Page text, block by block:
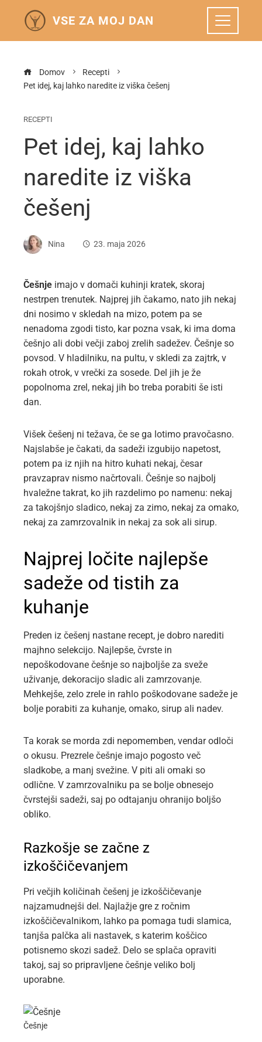
VSE ZA MOJ DAN
Domov
Recepti
Pet idej, kaj lahko naredite iz viška češenj
RECEPTI
Pet idej, kaj lahko
naredite iz viška
češenj
Nina 23. maja 2026
Češnje imajo v domači kuhinji kratek, skoraj
nestrpen trenutek. Najprej jih čakamo, nato jih nekaj
dni nosimo v skledah na mizo, potem pa se
nenadoma zgodi tisto, kar pozna vsak, ki ima doma
češnjo ali dobi večji zaboj zrelih sadežev. Češnje so
povsod. V hladilniku, na pultu, v skledi za zajtrk, v
rokah otrok, v vrečki za sosede. Del jih je že
popolnoma zrel, nekaj jih bo treba porabiti še isti
dan.
Višek češenj ni težava, če se ga lotimo pravočasno.
Najslabše je čakati, da sadeži izgubijo napetost,
potem pa iz njih na hitro kuhati nekaj, česar
pravzaprav nismo načrtovali. Češnje so najbolj
hvaležne takrat, ko jih razdelimo po namenu: nekaj
za takojšnjo sladico, nekaj za zimo, nekaj za omako,
nekaj za zamrzovalnik in nekaj za sok ali sirup.
Najprej ločite najlepše
sadeže od tistih za
kuhanje
Preden iz češenj nastane recept, je dobro narediti
majhno selekcijo. Najlepše, čvrste in
nepoškodovane češnje so najboljše za sveže
uživanje, dekoracijo sladic ali zamrzovanje.
Mehkejše, zelo zrele in rahlo poškodovane sadeže je
bolje porabiti za kuhanje, omako, sirup ali nadev.
Ta korak se morda zdi nepomemben, vendar odloči
o okusu. Prezrele češnje imajo pogosto več
sladkobe, a manj svežine. V piti ali omaki so
odlične. V zamrzovalniku pa se bolje obnesejo
čvrstejši sadeži, saj po odtajanju ohranijo boljšo
obliko.
Razkošje se začne z
izkoščičevanjem
Pri večjih količinah češenj je izkoščičevanje
najzamudnejši del. Najlažje gre z ročnim
izkoščičevalnikom, lahko pa pomaga tudi slamica,
tanjša palčka ali nastavek, s katerim koščico
potisnemo skozi sadež. Delo se splača opraviti
takoj, saj so pripravljene češnje veliko bolj
uporabne.
Češnje